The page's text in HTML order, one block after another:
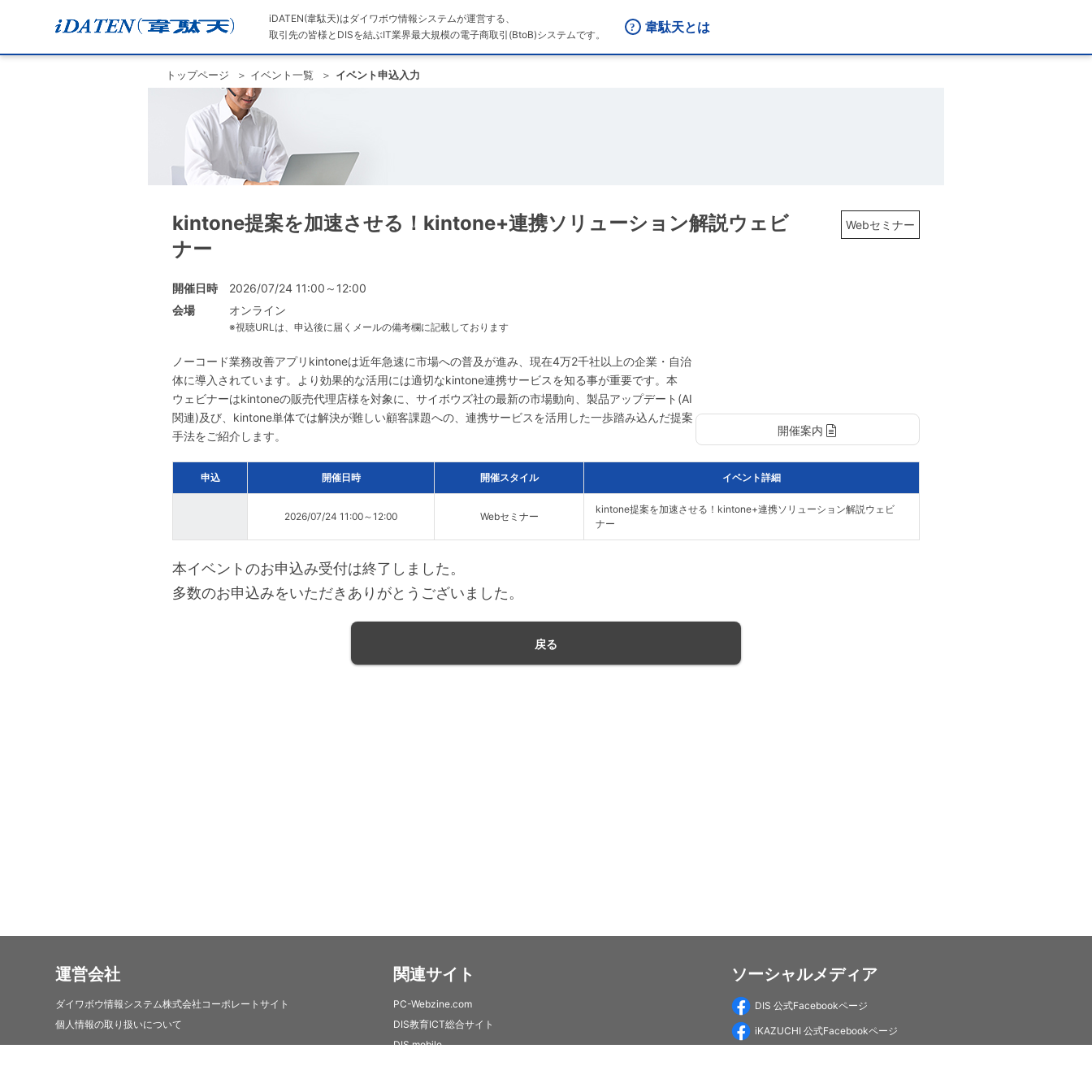
iDATEN(韋駄天)はダイワボウ情報システムが運営する、
取引先の皆様とDISを結ぶIT業界最大規模の電子商取引(BtoB)システムです。
韋駄天とは
トップページ イベント一覧 イベント申込入力
Webセミナー
kintone提案を加速させる！kintone+連携ソリューション解説ウェビ
ナー
開催日時
2026/07/24 11:00～12:00
会場
オンライン
※視聴URLは、申込後に届くメールの備考欄に記載しております
ノーコード業務改善アプリkintoneは近年急速に市場への普及が進み、現在4万2千社以上の企業・自治
体に導入されています。より効果的な活用には適切なkintone連携サービスを知る事が重要です。本
ウェビナーはkintoneの販売代理店様を対象に、サイボウズ社の最新の市場動向、製品アップデート(AI
関連)及び、kintone単体では解決が難しい顧客課題への、連携サービスを活用した一歩踏み込んだ提案
手法をご紹介します。
開催案内
申込 開催日時 開催スタイル イベント詳細
2026/07/24 11:00～12:00 Webセミナー
kintone提案を加速させる！kintone+連携ソリューション解説ウェビ
ナー
本イベントのお申込み受付は終了しました。
多数のお申込みをいただきありがとうございました。
戻る
運営会社
ダイワボウ情報システム株式会社コーポレートサイト
個人情報の取り扱いについて
関連サイト
PC-Webzine.com
DIS教育ICT総合サイト
DIS mobile
ソーシャルメディア
DIS 公式Facebookページ
iKAZUCHI 公式Facebookページ